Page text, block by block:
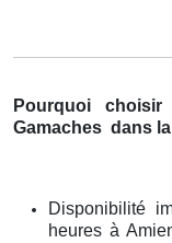
Pourquoi
Gamaches dans
Disponibilité
heures à